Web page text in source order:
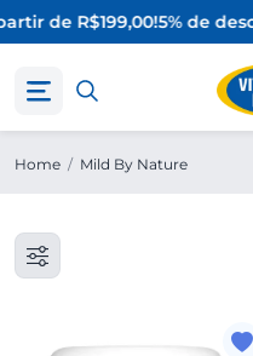
de R$199,00!5% de
Home / Mild By Nature